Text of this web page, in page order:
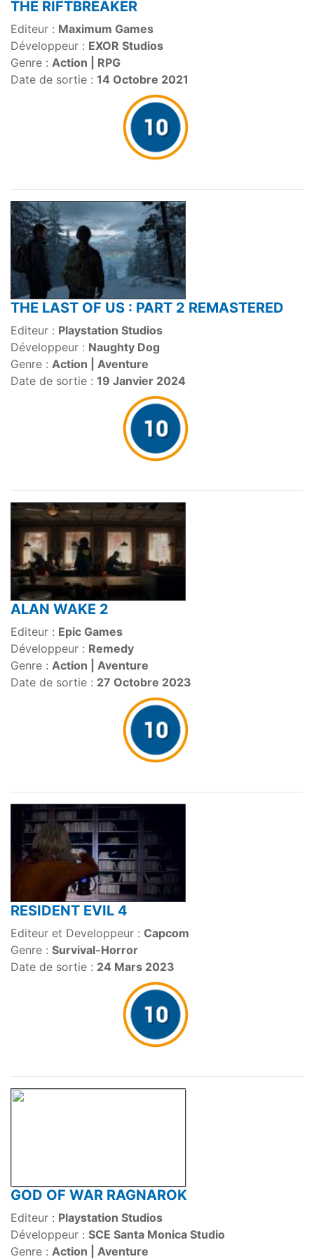
THE RIFTBREAKER
Editeur : Maximum Games
Développeur : EXOR Studios
Genre : Action | RPG
Date de sortie : 14 Octobre 2021
THE LAST OF US : PART 2 REMASTERED
Editeur : Playstation Studios
Développeur : Naughty Dog
Genre : Action | Aventure
Date de sortie : 19 Janvier 2024
ALAN WAKE 2
Editeur : Epic Games
Développeur : Remedy
Genre : Action | Aventure
Date de sortie : 27 Octobre 2023
RESIDENT EVIL 4
Editeur et Developpeur : Capcom
Genre : Survival-Horror
Date de sortie : 24 Mars 2023
GOD OF WAR RAGNAROK
Editeur : Playstation Studios
Développeur : SCE Santa Monica Studio
Genre : Action | Aventure